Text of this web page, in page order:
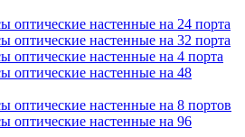
оптические настенные на 24 порта
оптические настенные на 32 порта
оптические настенные на 4 порта
оптические настенные на 48
оптические настенные на 8 портов
оптические настенные на 96